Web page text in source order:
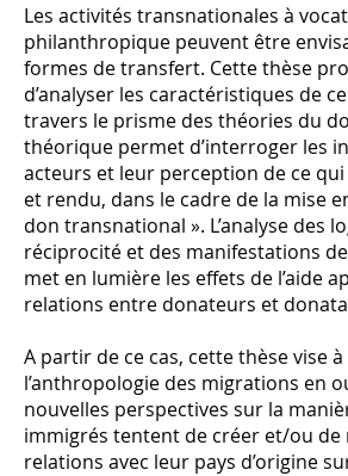
Les activités transnationales à
philanthropique peuvent être
formes de transfert. Cette thèse
d’analyser les caractéristiques de
travers le prisme des théories du
théorique permet d’interroger les
acteurs et leur perception de ce
et rendu, dans le cadre de la mise
don transnational ». L’analyse des
réciprocité et des manifestations
met en lumière les effets de l’aide
relations entre donateurs et
A partir de ce cas, cette thèse vise
l’anthropologie des migrations en
nouvelles perspectives sur la
immigrés tentent de créer et/ou
relations avec leur pays d’origine